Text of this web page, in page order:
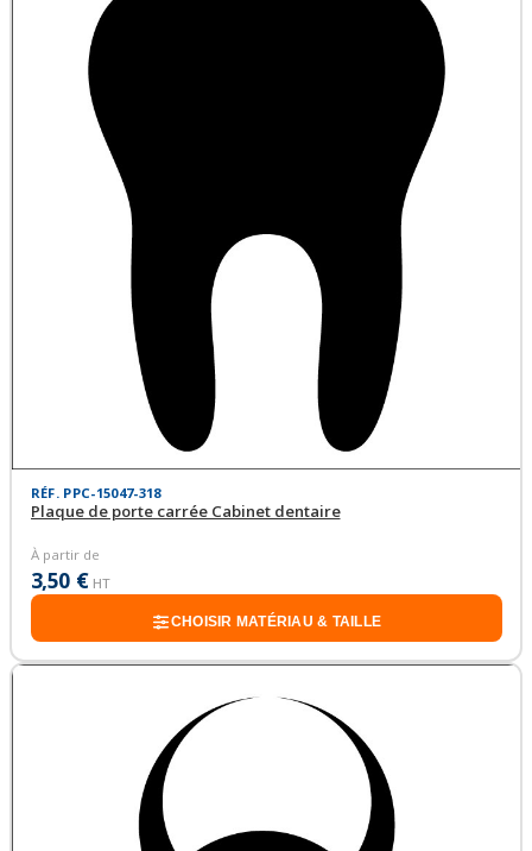
RÉF. PPC-15047-318
Plaque de porte carrée Cabinet dentaire
À partir de
3,50 € HT
CHOISIR MATÉRIAU & TAILLE